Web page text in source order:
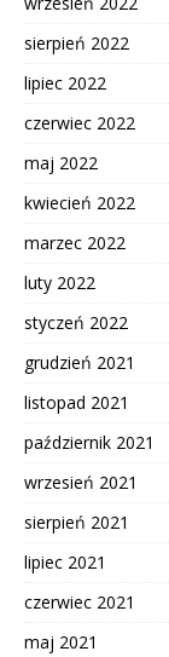
sierpień 2022
lipiec 2022
czerwiec 2022
maj 2022
kwiecień 2022
marzec 2022
luty 2022
styczeń 2022
grudzień 2021
listopad 2021
październik 2021
wrzesień 2021
sierpień 2021
lipiec 2021
czerwiec 2021
maj 2021